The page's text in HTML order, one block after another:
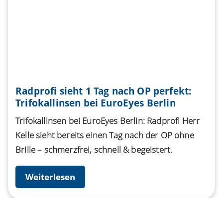
Radprofi sieht 1 Tag nach OP perfekt:
Trifokallinsen bei EuroEyes Berlin
Trifokallinsen bei EuroEyes Berlin: Radprofi Herr
Kelle sieht bereits einen Tag nach der OP ohne
Brille – schmerzfrei, schnell & begeistert.
Weiterlesen